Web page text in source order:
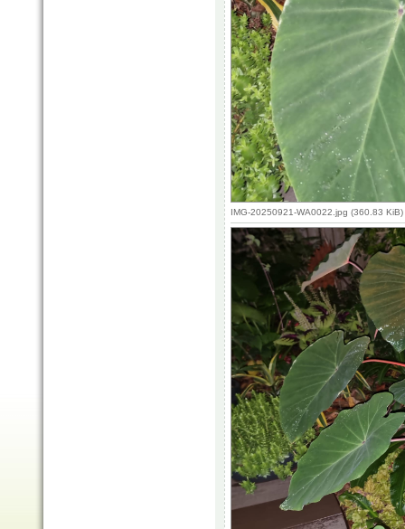
IMG-20250921-WA0022.jpg (360.83